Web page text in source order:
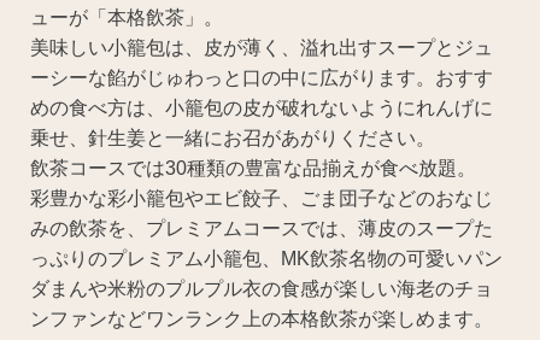
ューが「本格飲茶」。
美味しい小籠包は、皮が薄く、溢れ出すスープとジュ
ーシーな餡がじゅわっと口の中に広がります。おすす
めの食べ方は、小籠包の皮が破れないようにれんげに
乗せ、針生姜と一緒にお召があがりください。
飲茶コースでは30種類の豊富な品揃えが食べ放題。
彩豊かな彩小籠包やエビ餃子、ごま団子などのおなじ
みの飲茶を、プレミアムコースでは、薄皮のスープた
っぷりのプレミアム小籠包、MK飲茶名物の可愛いパン
ダまんや米粉のプルプル衣の食感が楽しい海老のチョ
ンファンなどワンランク上の本格飲茶が楽しめます。